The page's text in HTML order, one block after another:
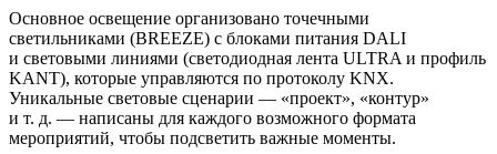
Основное освещение организовано точечными
светильниками (BREEZE) с блоками питания DALI
и световыми линиями (светодиодная лента ULTRA и профиль
KANT), которые управляются по протоколу KNX.
Уникальные световые сценарии — «проект», «контур»
и т. д. — написаны для каждого возможного формата
мероприятий, чтобы подсветить важные моменты.